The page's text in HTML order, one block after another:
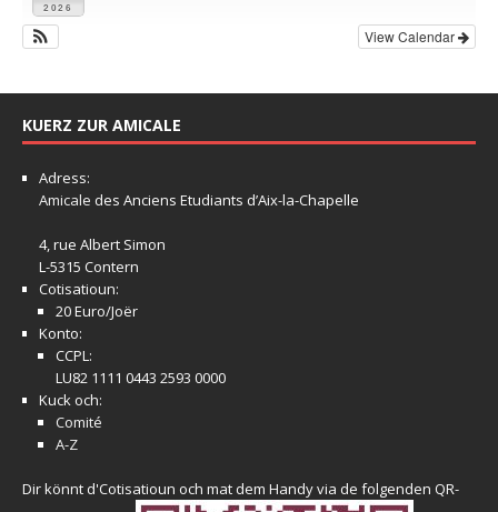
2026
View Calendar
KUERZ ZUR AMICALE
Adress:
Amicale des Anciens Etudiants d’Aix-la-Chapelle
4, rue Albert Simon
L-5315 Contern
Cotisatioun:
20 Euro/Joër
Konto:
CCPL:
LU82 1111 0443 2593 0000
Kuck och:
Comité
A-Z
Dir könnt d'Cotisatioun och mat dem Handy via de folgenden QR-